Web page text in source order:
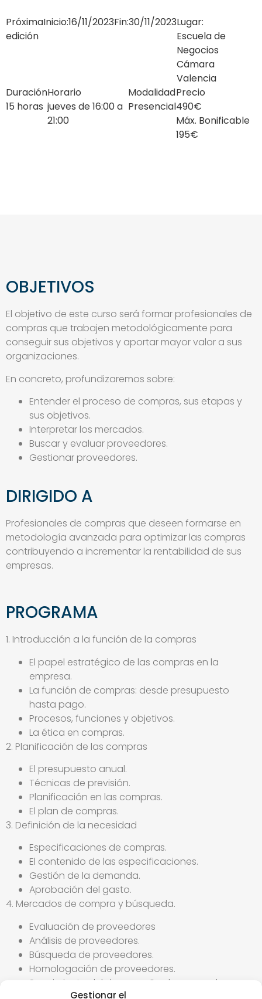
Gestionar el
Próxima
edición
Inicio:16/11/2023Fin:30/11/2023Lugar:
Escuela de
Negocios
Cámara
Valencia
Duración
15 horas
Horario
jueves de 16:00 a
21:00
Modalidad
Presencial
Precio
490€
Máx. Bonificable
195€
OBJETIVOS
El objetivo de este curso será formar profesionales de
compras que trabajen metodológicamente para
conseguir sus objetivos y aportar mayor valor a sus
organizaciones.
En concreto, profundizaremos sobre:
Entender el proceso de compras, sus etapas y
sus objetivos.
Interpretar los mercados.
Buscar y evaluar proveedores.
Gestionar proveedores.
DIRIGIDO A
Profesionales de compras que deseen formarse en
metodología avanzada para optimizar las compras
contribuyendo a incrementar la rentabilidad de sus
empresas.
PROGRAMA
1. Introducción a la función de la compras
El papel estratégico de las compras en la
empresa.
La función de compras: desde presupuesto
hasta pago.
Procesos, funciones y objetivos.
La ética en compras.
2. Planificación de las compras
El presupuesto anual.
Técnicas de previsión.
Planificación en las compras.
El plan de compras.
3. Definición de la necesidad
Especificaciones de compras.
El contenido de las especificaciones.
Gestión de la demanda.
Aprobación del gasto.
4. Mercados de compra y búsqueda.
Evaluación de proveedores
Análisis de proveedores.
Búsqueda de proveedores.
Homologación de proveedores.
Seguimiento del desempeño de proveedores: